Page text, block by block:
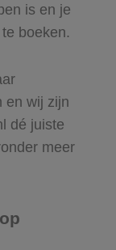
is en je
boeken.
en wij zijn
dé juiste
meer